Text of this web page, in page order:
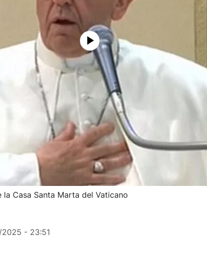
Casa Santa Marta del Vaticano
- 23:51